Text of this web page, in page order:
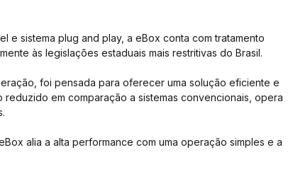
e sistema plug and play, a eBox conta com tratamento
às legislações estaduais mais restritivas do Brasil.
foi pensada para oferecer uma solução eficiente e
em comparação a sistemas convencionais, opera
alia a alta performance com uma operação simples e a